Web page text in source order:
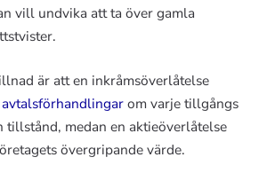
vill undvika att ta över gamla
är att en inkråmsöverlåtelse
om varje tillgångs
tillstånd, medan en aktieöverlåtelse
övergripande värde.